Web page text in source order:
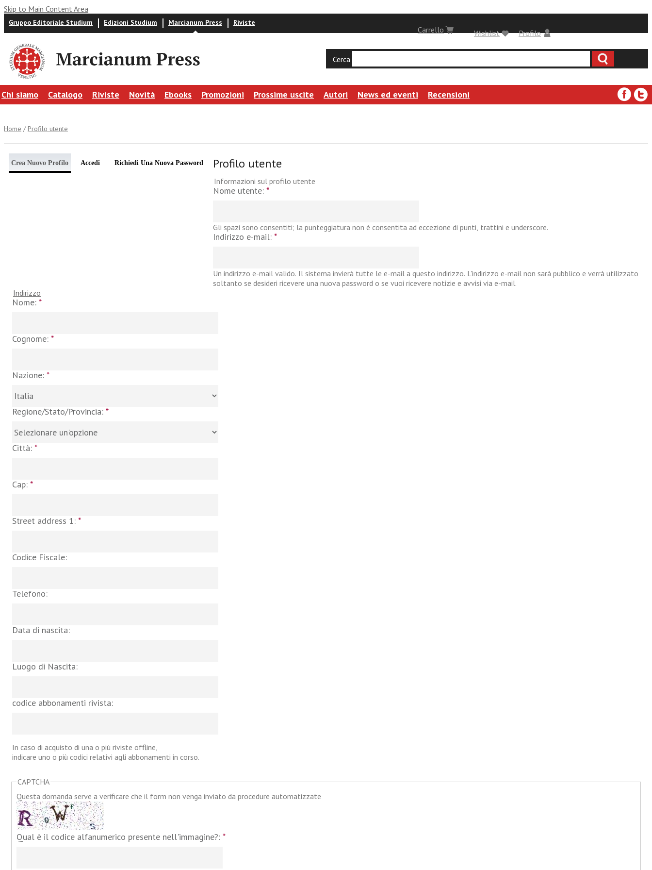
Skip to Main Content Area
Gruppo Editoriale Studium Edizioni Studium Marcianum Press Riviste
Carrello Profilo
Wishlist
Cerca
Chi siamo Catalogo Riviste Novità Ebooks Promozioni Prossime uscite Autori News ed eventi Recensioni
Home / Profilo utente
Crea Nuovo Profilo Accedi Richiedi Una Nuova Password Profilo utente
Informazioni sul profilo utente
Nome utente: *
Gli spazi sono consentiti; la punteggiatura non è consentita ad eccezione di punti, trattini e underscore.
Indirizzo e-mail: *
Un indirizzo e-mail valido. Il sistema invierà tutte le e-mail a questo indirizzo. L'indirizzo e-mail non sarà pubblico e verrà utilizzato
soltanto se desideri ricevere una nuova password o se vuoi ricevere notizie e avvisi via e-mail.
Indirizzo
Nome: *
Cognome: *
Nazione: *
Regione/Stato/Provincia: *
Città: *
Cap: *
Street address 1: *
Codice Fiscale:
Telefono:
Data di nascita:
Luogo di Nascita:
codice abbonamenti rivista:
In caso di acquisto di una o più riviste offline,
indicare uno o più codici relativi agli abbonamenti in corso.
CAPTCHA
Questa domanda serve a verificare che il form non venga inviato da procedure automatizzate
Qual è il codice alfanumerico presente nell'immagine?: *